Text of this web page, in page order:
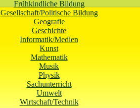
Frühkindliche Bildung
Gesellschaft/Politische Bildung
Geografie
Geschichte
Informatik/Medien
Kunst
Mathematik
Musik
Physik
Sachunterricht
Umwelt
Wirtschaft/Technik